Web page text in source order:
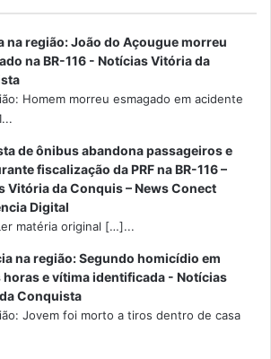
na região: João do Açougue morreu
na BR-116 - Notícias Vitória da
Homem morreu esmagado em acidente
de ônibus abandona passageiros e
fiscalização da PRF na BR-116 –
Vitória da Conquis – News Conect
Digital
matéria original […]...
na região: Segundo homicídio em
horas e vítima identificada - Notícias
Conquista
Jovem foi morto a tiros dentro de casa